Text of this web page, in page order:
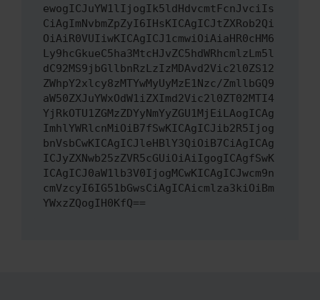
ewogICJuYW1lIjogIk5ldHdvcmtFcnJvciIs
CiAgImNvbmZpZyI6IHsKICAgICJtZXRob2Qi
OiAiR0VUIiwKICAgICJ1cmwiOiAiaHR0cHM6
Ly9hcGkueC5ha3MtcHJvZC5hdWRhcmlzLm5l
dC92MS9jbGllbnRzLzIzMDAvd2Vic2l0ZS12
ZWhpY2xlcy8zMTYwMyUyMzE1Nzc/ZmllbGQ9
aW50ZXJuYWxOdW1iZXImd2Vic2l0ZT02MTI4
YjRkOTU1ZGMzZDYyNmYyZGU1MjEiLAogICAg
ImhlYWRlcnMiOiB7fSwKICAgICJib2R5Ijog
bnVsbCwKICAgICJleHBlY3QiOiB7CiAgICAg
ICJyZXNwb25zZVR5cGUiOiAiIgogICAgfSwK
ICAgICJ0aW1lb3V0IjogMCwKICAgICJwcm9n
cmVzcyI6IG51bGwsCiAgICAicmlza3kiOiBm
YWxzZQogIH0KfQ==